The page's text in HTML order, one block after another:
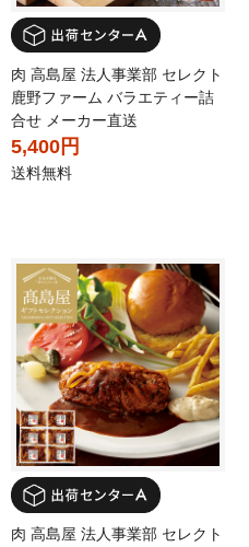
肉 高島屋 法人事業部 セレクト
鹿野ファーム バラエティー詰
合せ メーカー直送
5,400円
送料無料
肉 高島屋 法人事業部 セレクト